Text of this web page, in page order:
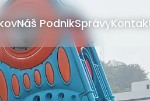
Náš PodnikSprávy